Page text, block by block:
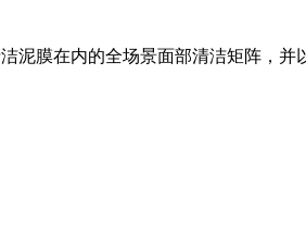
泥膜在内的全场景面部清洁矩阵，并